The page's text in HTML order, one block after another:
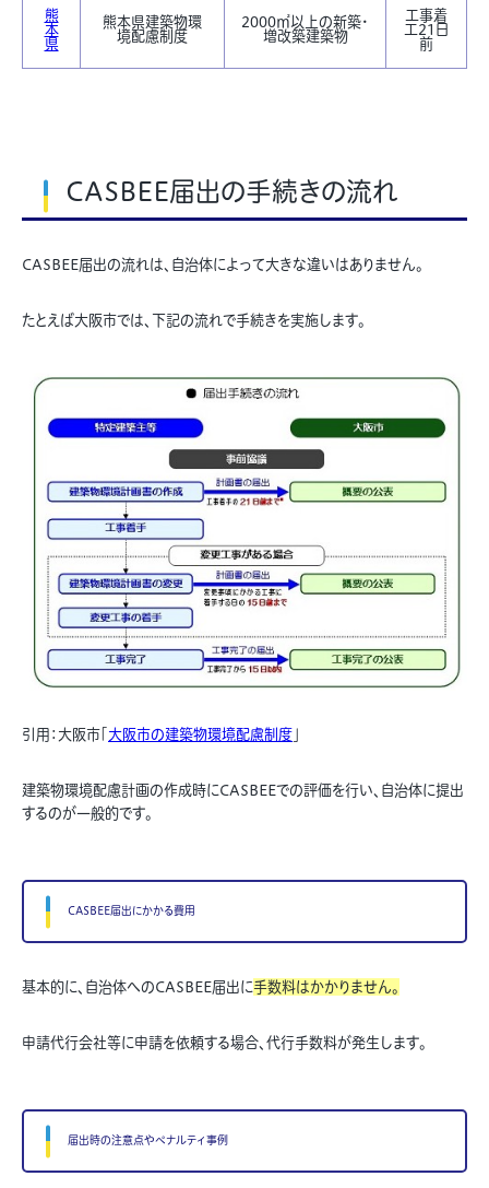
熊
本
県
熊本県建築物環
境配慮制度
2000㎡以上の新築・
増改築建築物
工事着
工21日
前
CASBEE届出の手続きの流れ
CASBEE届出の流れは、自治体によって大きな違いはありません。
たとえば大阪市では、下記の流れで手続きを実施します。
引用：大阪市「 大阪市の建築物環境配慮制度」
建築物環境配慮計画の作成時にCASBEEでの評価を行い、自治体に提出
するのが一般的です。
CASBEE届出にかかる費用
基本的に、自治体へのCASBEE届出に手数料はかかりません。
申請代行会社等に申請を依頼する場合、代行手数料が発生します。
届出時の注意点やペナルティ事例